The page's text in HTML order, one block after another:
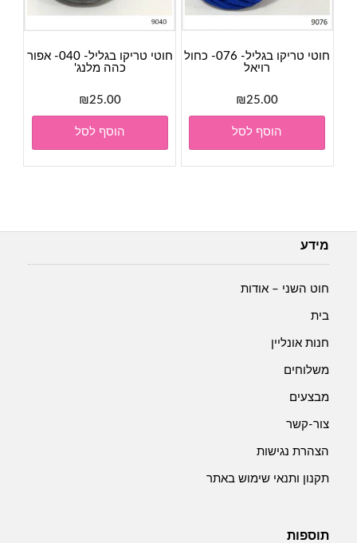
חוטי טריקו בגליל- 076- כחול
רויאל
₪25.00
הוסף לסל
חוטי טריקו בגליל- 040- אפור
כהה מלנג'
₪25.00
הוסף לסל
מידע
חוט השני – אודות
בית
חנות אונליין
משלוחים
מבצעים
צור-קשר
הצהרת נגישות
תקנון ותנאי שימוש באתר
תוספות